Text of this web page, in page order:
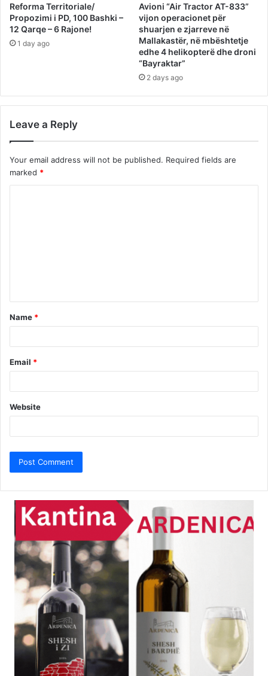
Reforma Territoriale/
Propozimi i PD, 100 Bashki –
12 Qarqe – 6 Rajone!
1 day ago
Avioni “Air Tractor AT-833”
vijon operacionet për
shuarjen e zjarreve në
Mallakastër, në mbështetje
edhe 4 helikopterë dhe droni
“Bayraktar”
2 days ago
Leave a Reply
Your email address will not be published. Required fields are
marked *
t
*
Name *
Email *
Website